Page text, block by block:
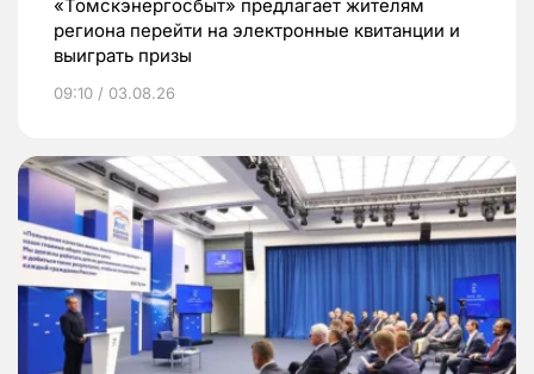
«Томскэнергосбыт» предлагает жителям
региона перейти на электронные квитанции и
выиграть призы
09:10 / 03.08.26